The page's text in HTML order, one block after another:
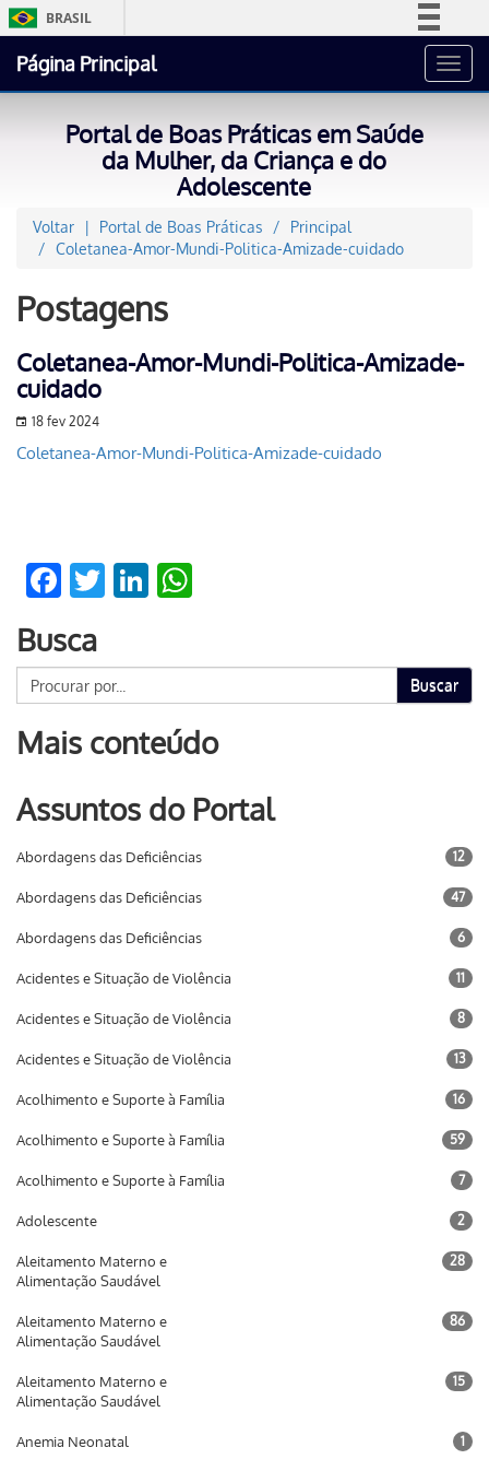
BRASIL
Acesso à informação
Canais
Página Principal
Portal de Boas Práticas em Saúde
da Mulher, da Criança e do
Adolescente
Voltar Portal de Boas Práticas
Principal
Coletanea-Amor-Mundi-Politica-Amizade-cuidado
Postagens
Coletanea-Amor-Mundi-Politica-Amizade-
cuidado
18 fev 2024
Coletanea-Amor-Mundi-Politica-Amizade-cuidado
Facebook
TwitterLinkedIn
Busca
Buscar
Mais conteúdo
Assuntos do Portal
Abordagens das Deficiências 12
Abordagens das Deficiências 47
Abordagens das Deficiências 6
Acidentes e Situação de Violência 11
Acidentes e Situação de Violência 8
Acidentes e Situação de Violência 13
Acolhimento e Suporte à Família 16
Acolhimento e Suporte à Família 59
Acolhimento e Suporte à Família 7
Adolescente 2
Aleitamento Materno e
Alimentação Saudável
28
Aleitamento Materno e
Alimentação Saudável
86
Aleitamento Materno e
Alimentação Saudável
15
Anemia Neonatal 1